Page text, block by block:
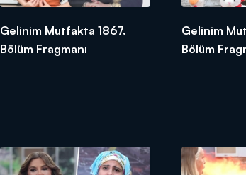
Gelinim Mutfakta 1867.
Bölüm Fragmanı
Gelinim
Bölüm